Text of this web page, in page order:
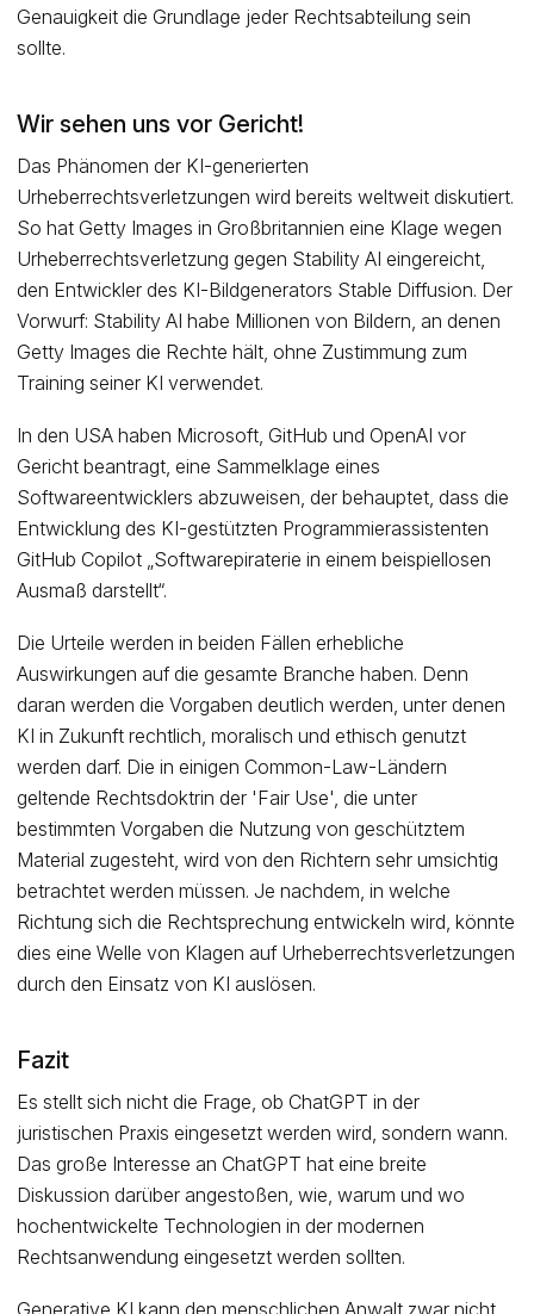
Genauigkeit die Grundlage jeder Rechtsabteilung sein
sollte.
Wir sehen uns vor Gericht!
Das Phänomen der KI-generierten
Urheberrechtsverletzungen wird bereits weltweit diskutiert.
So hat Getty Images in Großbritannien eine Klage wegen
Urheberrechtsverletzung gegen Stability AI eingereicht,
den Entwickler des KI-Bildgenerators Stable Diffusion. Der
Vorwurf: Stability AI habe Millionen von Bildern, an denen
Getty Images die Rechte hält, ohne Zustimmung zum
Training seiner KI verwendet.
In den USA haben Microsoft, GitHub und OpenAI vor
Gericht beantragt, eine Sammelklage eines
Softwareentwicklers abzuweisen, der behauptet, dass die
Entwicklung des KI-gestützten Programmierassistenten
GitHub Copilot „Softwarepiraterie in einem beispiellosen
Ausmaß darstellt“.
Die Urteile werden in beiden Fällen erhebliche
Auswirkungen auf die gesamte Branche haben. Denn
daran werden die Vorgaben deutlich werden, unter denen
KI in Zukunft rechtlich, moralisch und ethisch genutzt
werden darf. Die in einigen Common-Law-Ländern
geltende Rechtsdoktrin der 'Fair Use', die unter
bestimmten Vorgaben die Nutzung von geschütztem
Material zugesteht, wird von den Richtern sehr umsichtig
betrachtet werden müssen. Je nachdem, in welche
Richtung sich die Rechtsprechung entwickeln wird, könnte
dies eine Welle von Klagen auf Urheberrechtsverletzungen
durch den Einsatz von KI auslösen.
Fazit
Es stellt sich nicht die Frage, ob ChatGPT in der
juristischen Praxis eingesetzt werden wird, sondern wann.
Das große Interesse an ChatGPT hat eine breite
Diskussion darüber angestoßen, wie, warum und wo
hochentwickelte Technologien in der modernen
Rechtsanwendung eingesetzt werden sollten.